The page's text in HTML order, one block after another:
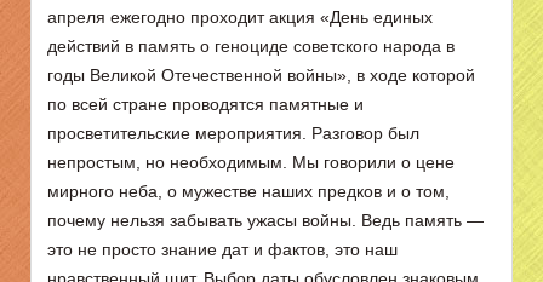
апреля ежегодно проходит акция «День единых
действий в память о геноциде советского народа в
годы Великой Отечественной войны», в ходе которой
по всей стране проводятся памятные и
просветительские мероприятия. Разговор был
непростым, но необходимым. Мы говорили о цене
мирного неба, о мужестве наших предков и о том,
почему нельзя забывать ужасы войны. Ведь память —
это не просто знание дат и фактов, это наш